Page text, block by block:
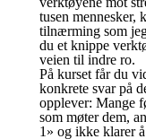
tusen mennesker,
tilnærming som
du et knippe
veien til indre ro.
På kurset får du
konkrete svar på
opplever: Mange
som møter dem,
1» og ikke klarer